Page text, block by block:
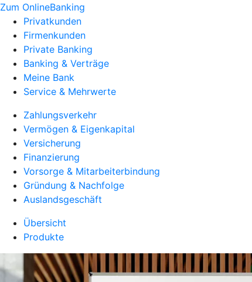
Zum OnlineBanking
Privatkunden
Firmenkunden
Private Banking
Banking & Verträge
Meine Bank
Service & Mehrwerte
Zahlungsverkehr
Vermögen & Eigenkapital
Versicherung
Finanzierung
Vorsorge & Mitarbeiterbindung
Gründung & Nachfolge
Auslandsgeschäft
Übersicht
Produkte